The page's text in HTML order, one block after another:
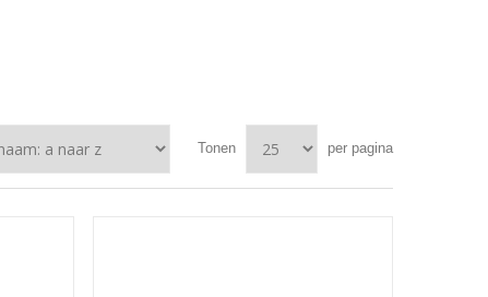
Tonen per pagina